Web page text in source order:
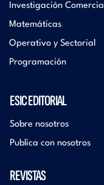
Investigación Comercial
Matemáticas
Operativo y Sectorial
Programación
ESIC EDITORIAL
Sobre nosotros
Publica con nosotros
REVISTAS